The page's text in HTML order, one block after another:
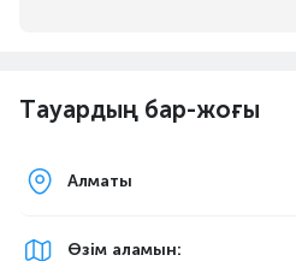
Тауардың бар-жоғы
Алматы
Өзім аламын: